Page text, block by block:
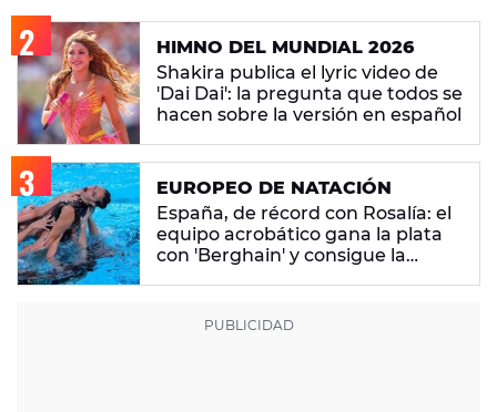
HIMNO DEL MUNDIAL 2026
Shakira publica el lyric video de
'Dai Dai': la pregunta que todos se
hacen sobre la versión en español
EUROPEO DE NATACIÓN
España, de récord con Rosalía: el
equipo acrobático gana la plata
con 'Berghain' y consigue la